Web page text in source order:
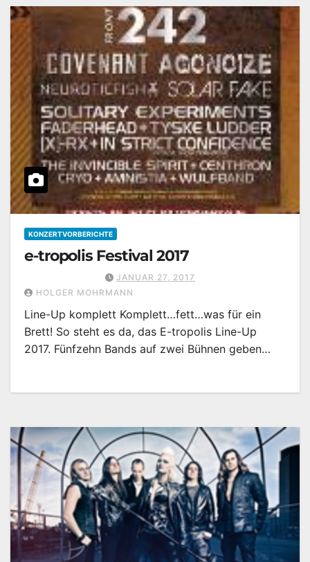
KONZERTVORBERICHTE
e-tropolis Festival 2017
JANUAR 27, 2017
HOLGER MOHRMANN
Line-Up komplett Komplett…fett…was für ein
Brett! So steht es da, das E-tropolis Line-Up
2017. Fünfzehn Bands auf zwei Bühnen geben…